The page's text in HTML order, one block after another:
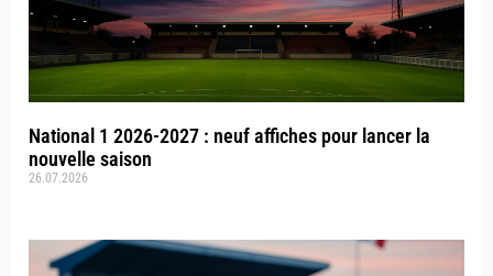
National 1 2026-2027 : neuf affiches pour lancer la
nouvelle saison
26.07.2026